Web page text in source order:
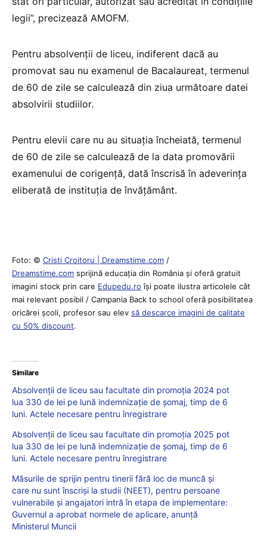
legii”, precizează AMOFM.
Pentru absolvenții de liceu, indiferent dacă au
promovat sau nu examenul de Bacalaureat, termenul
de 60 de zile se calculează din ziua următoare datei
absolvirii studiilor.
Pentru elevii care nu au situația încheiată, termenul
de 60 de zile se calculează de la data promovării
examenului de corigenţă, dată înscrisă în adeverinţa
eliberată de instituţia de învăţământ.
Foto: © Cristi Croitoru | Dreamstime.com /
Dreamstime.com sprijină educaţia din România şi oferă gratuit
imagini stock prin care Edupedu.ro îşi poate ilustra articolele cât
mai relevant posibil / Campania Back to school oferă posibilitatea
oricărei școli, profesor sau elev să descarce imagini de calitate
cu 50% discount.
Similare
Absolvenții de liceu sau facultate din promoţia 2024 pot
lua 330 de lei pe lună indemnizație de șomaj, timp de 6
luni. Actele necesare pentru înregistrare
Absolvenții de liceu sau facultate din promoţia 2025 pot
lua 330 de lei pe lună indemnizație de șomaj, timp de 6
luni. Actele necesare pentru înregistrare
Măsurile de sprijin pentru tinerii fără loc de muncă și
care nu sunt înscriși la studii (NEET), pentru persoane
vulnerabile și angajatori intră în etapa de implementare:
Guvernul a aprobat normele de aplicare, anunță
Ministerul Muncii